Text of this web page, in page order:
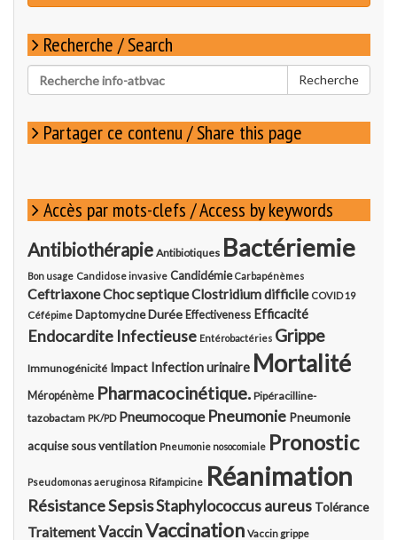
Recherche / Search
Rechercher
pour
Recherche
Partager ce contenu / Share this page
Accès par mots-clefs / Access by keywords
Antibiothérapie Antibiotiques Bactériemie
Bon usage Candidose invasive Candidémie Carbapénèmes
CeftriaxoneChoc septiqueClostridium difficile COVID 19
Céfépime DaptomycineDurée Effectiveness Efficacité
Endocardite Infectieuse Entérobactéries Grippe
Immunogénicité Impact Infection urinaire Mortalité
Méropénème Pharmacocinétique. Pipéracilline-
tazobactam PK/PD Pneumocoque Pneumonie Pneumonie
acquise sous ventilation Pneumonie nosocomiale Pronostic
Pseudomonas aeruginosa Rifampicine Réanimation
RésistanceSepsisStaphylococcus aureus Tolérance
TraitementVaccinVaccination Vaccin grippe